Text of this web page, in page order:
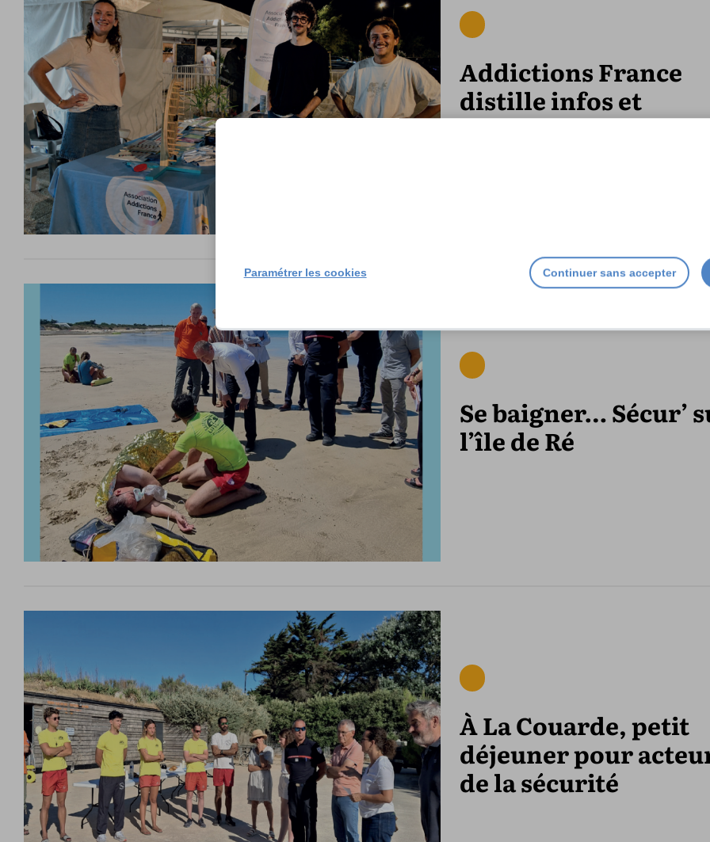
Addictions France
distille infos et
matériels à La
Se baigner… Sécur’
l’île de Ré
À La Couarde, petit
déjeuner pour
de la sécurité
Continuer sans accepter
Paramétrer les cookies